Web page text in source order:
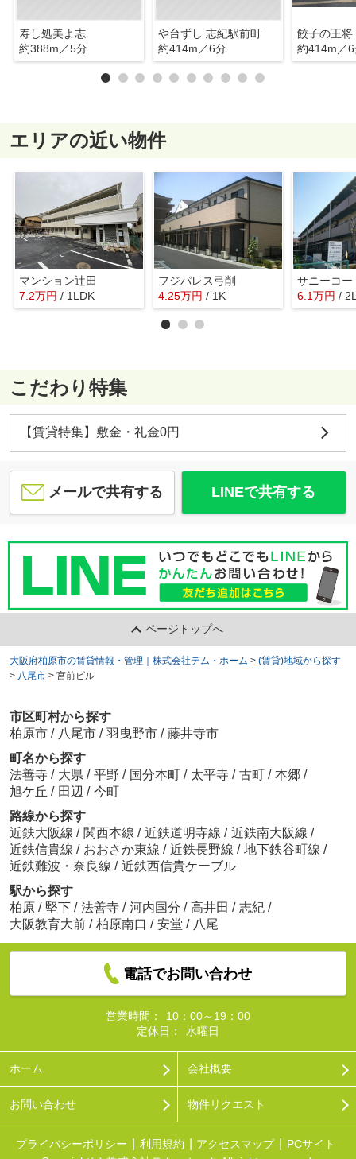
寿し処美よ志
約388m／5分
や台ずし 志紀駅前町
約414m／6分
餃子の王将
約414m／
エリアの近い物件
マンション辻田
7.2万円 / 1LDK
フジパレス弓削
4.25万円 / 1K
サニーコー
6.1万円 /
こだわり特集
【賃貸特集】敷金・礼金0円
メールで共有する LINEで共有する
ページトップへ
大阪府柏原市の賃貸情報・管理｜株式会社テム・ホーム > (賃貸)地域から探す
> 八尾市 > 宮前ビル
市区町村から探す
柏原市 / 八尾市 / 羽曳野市 / 藤井寺市
町名から探す
法善寺 / 大県 / 平野 / 国分本町 / 太平寺 / 古町 / 本郷 /
旭ケ丘 / 田辺 / 今町
路線から探す
近鉄大阪線 / 関西本線 / 近鉄道明寺線 / 近鉄南大阪線 /
近鉄信貴線 / おおさか東線 / 近鉄長野線 / 地下鉄谷町線 /
近鉄難波・奈良線 / 近鉄西信貴ケーブル
駅から探す
柏原 / 堅下 / 法善寺 / 河内国分 / 高井田 / 志紀 /
大阪教育大前 / 柏原南口 / 安堂 / 八尾
電話でお問い合わせ
営業時間：
10：00～19：00
定休日：
水曜日
ホーム 会社概要
お問い合わせ 物件リクエスト
プライバシーポリシー 利用規約 アクセスマップ
PCサイト